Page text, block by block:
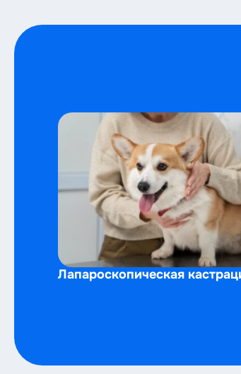
Лапароскопическая